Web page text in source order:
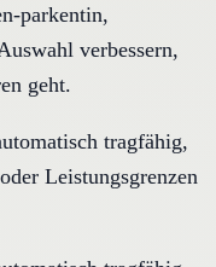
parkentin,
verbessern,
geht.
tragfähig,
Leistungsgrenzen